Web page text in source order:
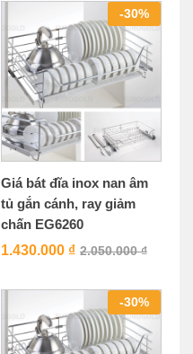
-30%
Giá bát đĩa inox nan âm
tủ gắn cánh, ray giảm
chấn EG6260
1.430.000 ₫ 2.050.000₫
-30%